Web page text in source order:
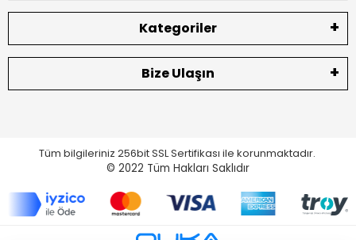
Kategoriler
Bize Ulaşın
Tüm bilgileriniz 256bit SSL Sertifikası ile korunmaktadır.
© 2022 Tüm Hakları Saklıdır